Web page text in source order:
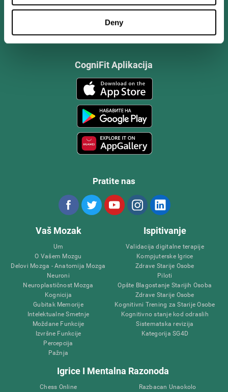
Deny
CogniFit Aplikacija
Pratite nas
Vaš Mozak
Um
O Vašem Mozgu
Delovi Mozga - Anatomija Mozga
Neuroni
Neuroplastičnost Mozga
Kognicija
Gubitak Memorije
Intelektualne Smetnje
Moždane Funkcije
Izvršne Funkcije
Percepcija
Pažnja
Ispitivanje
Validacija digitalne terapije
Kompjuterske Igrice
Zdrave Starije Osobe
Piloti
Opšte Blagostanje Starijih Osoba
Zdrave Starije Osobe
Kognitivni Trening za Starije Osobe
Kognitivno stanje kod odraslih
Sistematska revizija
Kategorija SG4D
Igrice I Mentalna Razonoda
Chess Online
Razbacan Unaokolo